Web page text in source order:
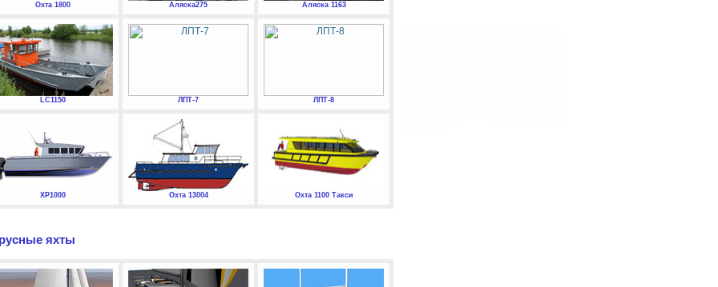
Охта 1800 Аляска275 Аляска 1163
LC1150 ЛПТ-7 ЛПТ-8
XP1000 Охта 13004 Охта 1100 Такси
яхты